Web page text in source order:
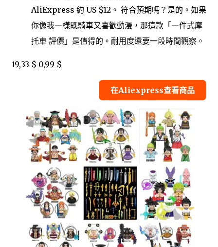
AliExpress 約 US $12。 符合預期嗎？是的。如果
你像我一樣既騎車又喜歡動漫，那這款「一件式摩
托車 評價」是值得的。耐用度還要一段時間觀察。
19,33 $ 0,99 $
在Aliexpress查看商品